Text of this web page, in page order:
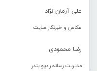
علی آرمان نژاد
عکاس و خبرنگار سایت
رضا محمودی
مدیریت رسانه رادیو بندر